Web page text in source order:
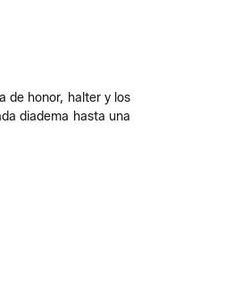
de honor, halter y los
diadema hasta una